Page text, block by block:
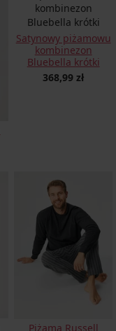
Satynowy piżamowu
kombinezon
Bluebella krótki
368,99 zł
Piżama Russell